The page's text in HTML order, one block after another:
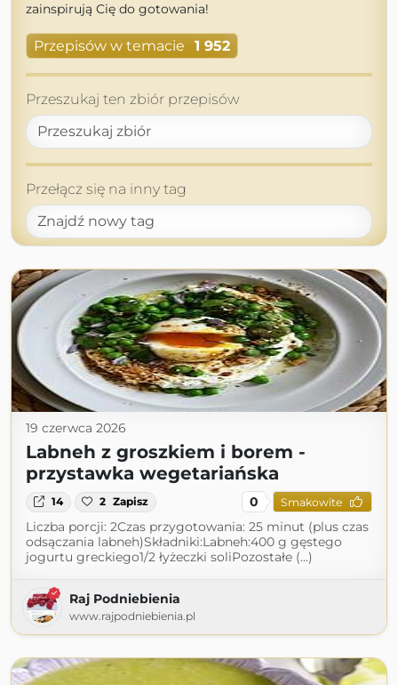
zainspirują Cię do gotowania!
Przepisów w temacie 1 952
Przeszukaj ten zbiór przepisów
Przełącz się na inny tag
19 czerwca 2026
Labneh z groszkiem i borem -
przystawka wegetariańska
14 2 Zapisz 0 Smakowite
Liczba porcji: 2Czas przygotowania: 25 minut (plus czas
odsączania labneh)Składniki:Labneh:400 g gęstego
jogurtu greckiego1/2 łyżeczki soliPozostałe (...)
Raj Podniebienia
www.rajpodniebienia.pl